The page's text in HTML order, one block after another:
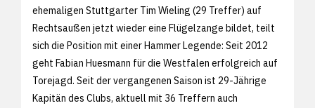
ehemaligen Stuttgarter Tim Wieling (29 Treffer) auf
Rechtsaußen jetzt wieder eine Flügelzange bildet, teilt
sich die Position mit einer Hammer Legende: Seit 2012
geht Fabian Huesmann für die Westfalen erfolgreich auf
Torejagd. Seit der vergangenen Saison ist 29-Jährige
Kapitän des Clubs, aktuell mit 36 Treffern auch